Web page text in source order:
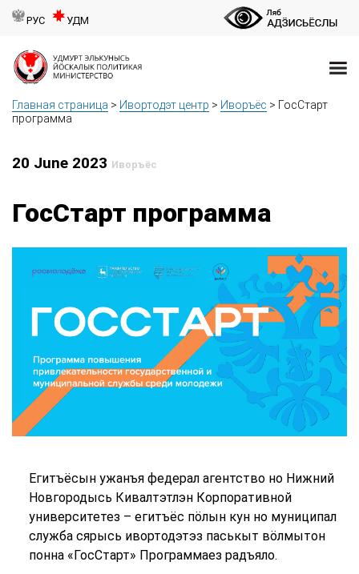
РУС УДМ
Главная страница > Ивортодэт центр > Иворъёс > ГосСтарт
программа
20 June 2023 Иворъёс
ГосСтарт программа
Егитъёсын ужанъя федерал агентство но Нижний
Новгородысь Кивалтэтлэн Корпоративной
университетез – егитъёс пӧлын кун но муниципал
служба сярысь ивортодэтэз паськыт вӧлмытон
понна «ГосСтарт» Программаез радъяло.